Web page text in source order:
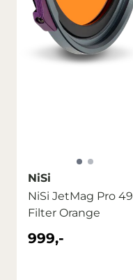
NiSi
NiSi JetMag Pro 49
Filter Orange
999,-